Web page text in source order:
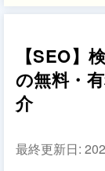
【SEO】
の無料・
介
最終更新日: